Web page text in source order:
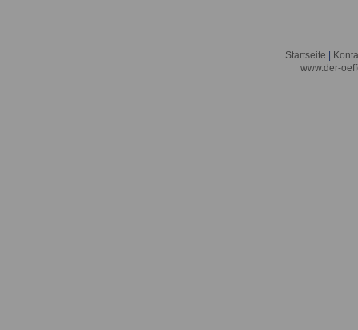
Startseite
www.der-